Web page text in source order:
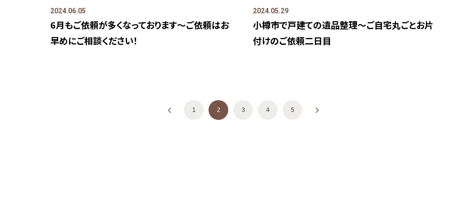
2024.06.05
6月もご依頼が多くなっております～ご依頼はお
早めにご相談ください！
2024.05.29
小樽市で戸建ての遺品整理～ご自宅丸ごとお片
付けのご依頼二日目
投稿ナビゲーション
« 1 2 3 4 5 »